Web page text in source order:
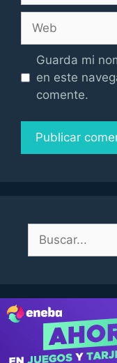
Guarda mi
en este
comente.
Buscar: